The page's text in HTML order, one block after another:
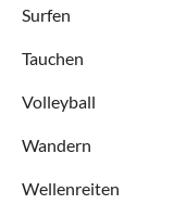
Surfen
Tauchen
Volleyball
Wandern
Wellenreiten